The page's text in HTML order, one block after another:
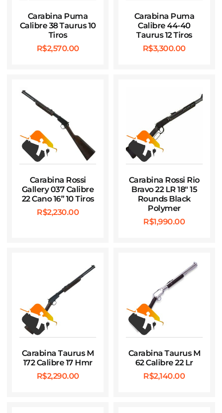
Carabina Puma
Calibre 38 Taurus 10
Tiros
R$2,570.00
Carabina Puma
Calibre 44-40
Taurus 12 Tiros
R$3,300.00
Carabina Rossi
Gallery 037 Calibre
22 Cano 16” 10 Tiros
R$2,230.00
Carabina Rossi Rio
Bravo 22 LR 18″ 15
Rounds Black
Polymer
R$1,990.00
Carabina Taurus M
172 Calibre 17 Hmr
R$2,290.00
Carabina Taurus M
62 Calibre 22 Lr
R$2,140.00